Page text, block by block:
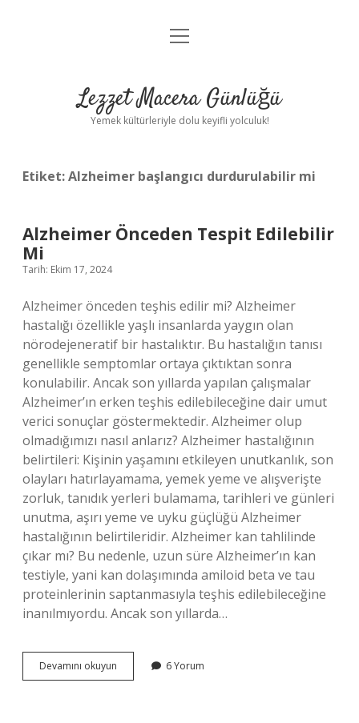
Anasayfa
Yasal Uyarı
menüyü
Lezzet Macera Günlüğü
Yemek kültürleriyle dolu keyifli yolculuk!
Etiket:Alzheimer başlangıcı durdurulabilir mi
Alzheimer Önceden Tespit Edilebilir
Mi
Tarih: Ekim 17, 2024
Alzheimer önceden teşhis edilir mi? Alzheimer
hastalığı özellikle yaşlı insanlarda yaygın olan
nörodejeneratif bir hastalıktır. Bu hastalığın tanısı
genellikle semptomlar ortaya çıktıktan sonra
konulabilir. Ancak son yıllarda yapılan çalışmalar
Alzheimer’ın erken teşhis edilebileceğine dair umut
verici sonuçlar göstermektedir. Alzheimer olup
olmadığımızı nasıl anlarız? Alzheimer hastalığının
belirtileri: Kişinin yaşamını etkileyen unutkanlık, son
olayları hatırlayamama, yemek yeme ve alışverişte
zorluk, tanıdık yerleri bulamama, tarihleri ​​ve günleri
unutma, aşırı yeme ve uyku güçlüğü Alzheimer
hastalığının belirtileridir. Alzheimer kan tahlilinde
çıkar mı? Bu nedenle, uzun süre Alzheimer’ın kan
testiyle, yani kan dolaşımında amiloid beta ve tau
proteinlerinin saptanmasıyla teşhis edilebileceğine
inanılmıyordu. Ancak son yıllarda…
Devamını okuyun Alzheimer
Önceden
6 Yorum